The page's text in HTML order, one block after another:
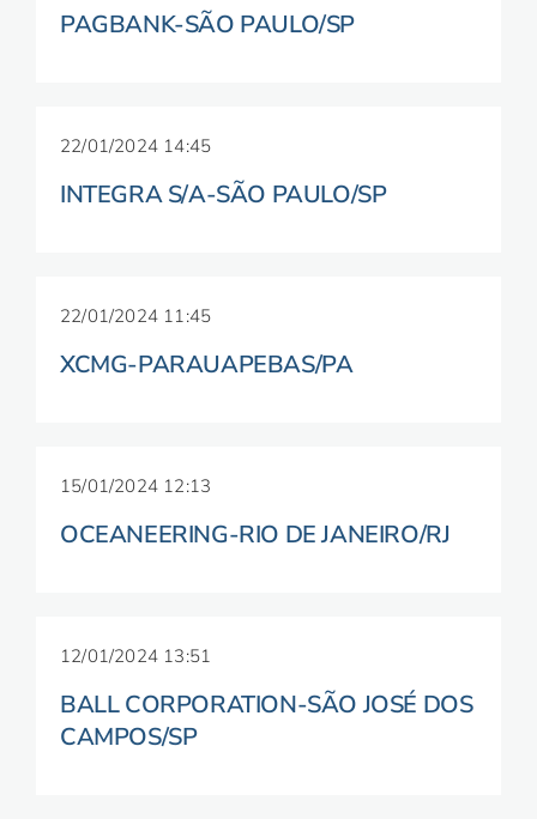
PAGBANK-SÃO PAULO/SP
22/01/2024 14:45
INTEGRA S/A-SÃO PAULO/SP
22/01/2024 11:45
XCMG-PARAUAPEBAS/PA
15/01/2024 12:13
OCEANEERING-RIO DE JANEIRO/RJ
12/01/2024 13:51
BALL CORPORATION-SÃO JOSÉ DOS
CAMPOS/SP